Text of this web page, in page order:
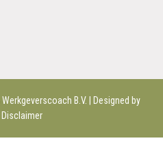
Werkgeverscoach B.V. | Designed by
Disclaimer